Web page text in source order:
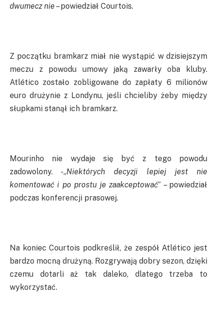
dwumecz nie – powiedział Courtois.
Z początku bramkarz miał nie wystąpić w dzisiejszym
meczu z powodu umowy jaką zawarły oba kluby.
Atlético zostało zobligowane do zapłaty 6 milionów
euro drużynie z Londynu, jeśli chcieliby żeby między
słupkami stanął ich bramkarz.
Mourinho nie wydaje się być z tego powodu
zadowolony. -„Niektórych decyzji lepiej jest nie
komentować i po prostu je zaakceptować” – powiedział
podczas konferencji prasowej.
Na koniec Courtois podkreślił, że zespół Atlético jest
bardzo mocną drużyną. Rozgrywają dobry sezon, dzięki
czemu dotarli aż tak daleko, dlatego trzeba to
wykorzystać.